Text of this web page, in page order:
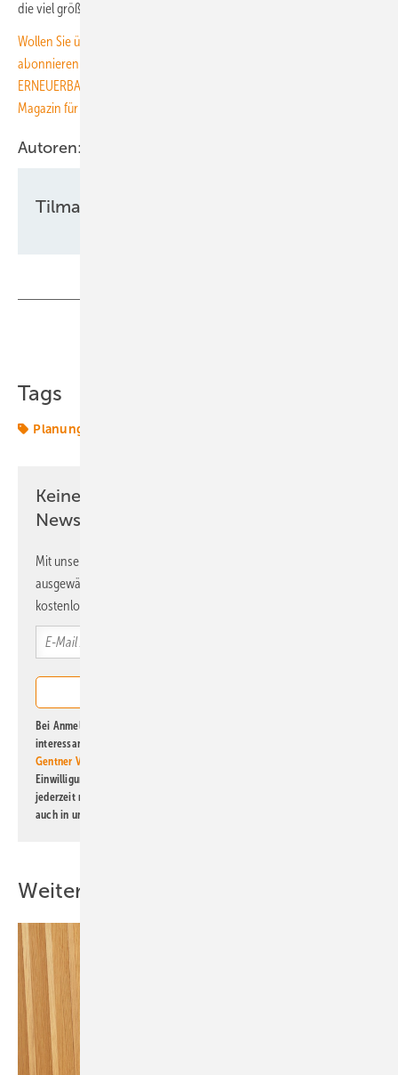
die viel größere Leistung ans Netz zu bringen.
Wollen Sie über die Energiewende auf dem Laufenden bleiben? Dann
abonnieren Sie einfach den kostenlosen Newsletter von
ERNEUERBARE ENERGIEN – dem größten verbandsunabhängigen
Magazin für erneuerbare Energien in Deutschland!
Autoren:
Tilman Weber
Tags
Planung
Keine Zeit? Kein Problem mit dem ERE
Newsletter!
Mit unserem Newsletter erhalten Sie regelmäßig von uns
ausgewählte Informationen und Neuigkeiten, gebündelt und
kostenlos direkt ins Postfach.
Bei Anmeldung zu diesem Newsletter bin ich damit einverstanden, über
interessante Verlags- und Online-Angebote
Gentner Verlag GmbH & Co. KG
Einwilligung kann ich jederzeit widerrufen und eine Abmeldung ist
jederzeit möglich. Informationen zum Umgang mit Daten finden Sie
auch in unserer
Weitere Inhalte